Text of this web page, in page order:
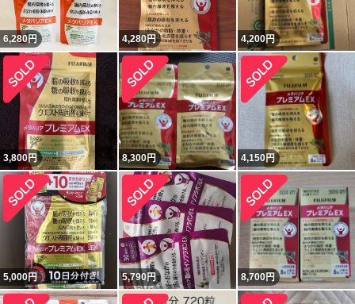
6,280円 4,280円 4,200円
3,800円 8,300円 4,150円
5,000円 5,790円 8,700円